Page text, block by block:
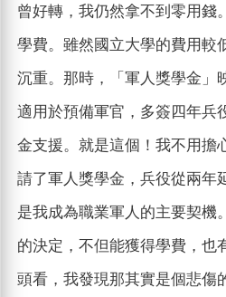
曾好轉，我仍然拿不到零用錢
學費。雖然國立大學的費用較
沉重。那時，「軍人獎學金」
適用於預備軍官，多簽四年兵
金支援。就是這個！我不用擔
請了軍人獎學金，兵役從兩年
是我成為職業軍人的主要契機
的決定，不但能獲得學費，也
頭看，我發現那其實是個悲傷